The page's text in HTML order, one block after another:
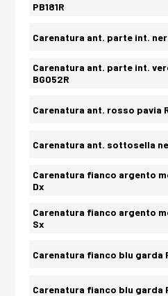
PB181R
Carenatura ant. parte int.
Carenatura ant. parte int.
BG052R
Carenatura ant. rosso pavia
Carenatura ant. sottosella
Carenatura fianco argento
Dx
Carenatura fianco argento
Sx
Carenatura fianco blu garda
Carenatura fianco blu garda